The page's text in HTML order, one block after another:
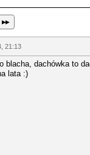
▸▸
21:13
blacha, dachówka to
lata :)